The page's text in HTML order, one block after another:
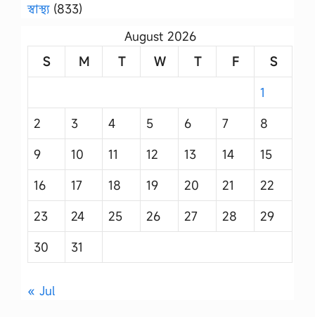
স্বাস্থ্য(833)
August 2026
S
M T W T F
S
1
2
3 4 5 6 7
8
9
10 11 12 13 14
15
16
17 18 19 20 21
22
23
24 25 26 27 28
29
30
31
« Jul